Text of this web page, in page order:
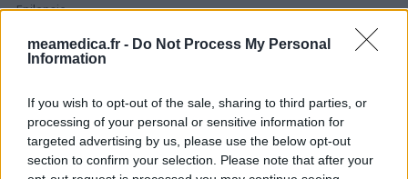
meamedica.fr - Do Not Process My Personal
Information
If you wish to opt-out of the sale, sharing to third parties, or
processing of your personal or sensitive information for
targeted advertising by us, please use the below opt-out
section to confirm your selection. Please note that after your
Epilepsie
Simvastatine (510)
Cholestérol
Antibiotiques - pénicillines à large spectre
Seroplex (424)
Dépression - antidépresseurs IRS